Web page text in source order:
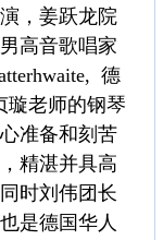
，姜跃龙院
高音歌唱家
德
璇老师的钢琴
准备和刻苦
精湛并具高
时刘伟团长
是德国华人